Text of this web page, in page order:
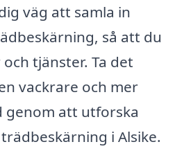
väg att samla in
så att du
tjänster. Ta det
vackrare och mer
att utforska
i Alsike.